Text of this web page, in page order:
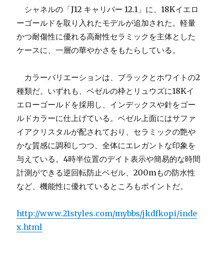
シャネルの「J12 キャリバー 12.1」に、18Kイエロ
ーゴールドを取り入れたモデルが追加された。軽量
かつ耐傷性に優れる高耐性セラミックを主体とした
ケースに、一層の華やかさをもたらしている。
カラーバリエーションは、ブラックとホワイトの2
種類だ。いずれも、ベゼルの枠とリュウズに18Kイ
エローゴールドを採用し、インデックスや針をゴー
ルドカラーに仕上げている。ベゼル上面にはサファ
イアクリスタルが配されており、セラミックの艶や
かな質感に調和しつつ、全体にエレガントな印象を
与えている。4時半位置のデイト表示や簡易的な時間
計測ができる逆回転防止ベゼル、200mもの防水性
など、機能性に優れているところもポイントだ。
http://www.21styles.com/mybbs/jkdfkopi/inde
x.html